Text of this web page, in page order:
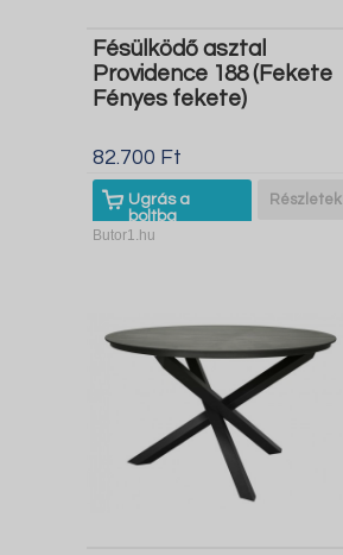
Fésülködő asztal
Providence 188 (Fekete
Fényes fekete)
82.700 Ft
Ugrás a
boltba
Részletek
Butor1.hu